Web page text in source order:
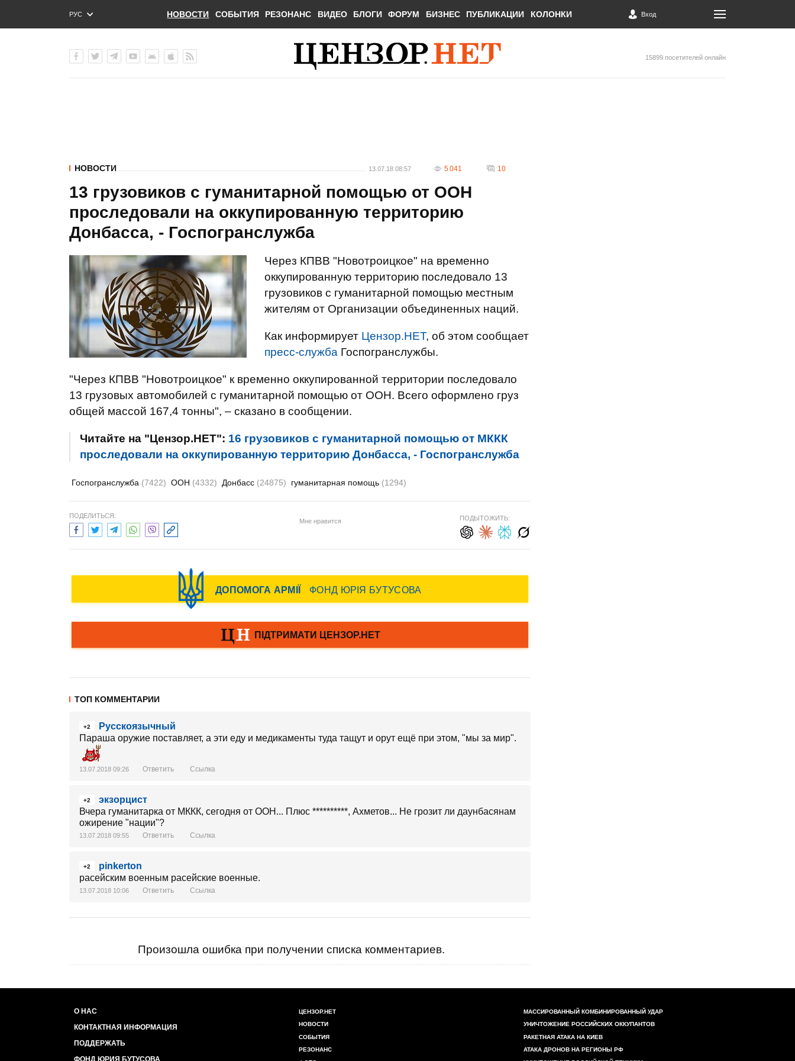
РУС
ENG
НОВОСТИ СОБЫТИЯ РЕЗОНАНС ВИДЕО БЛОГИ ФОРУМ БИЗНЕС ПУБЛИКАЦИИ КОЛОНКИ Вход
15899 посетителей онлайн
НОВОСТИ 13.07.18 08:57 5 041 10
13 грузовиков с гуманитарной помощью от ООН
проследовали на оккупированную территорию
Донбасса, - Госпогранслужба
Через КПВВ "Новотроицкое" на временно
оккупированную территорию последовало 13
грузовиков с гуманитарной помощью местным
жителям от Организации объединенных наций.
Как информирует Цензор.НЕТ, об этом сообщает
пресс-служба Госпогранслужбы.
"Через КПВВ "Новотроицкое" к временно оккупированной территории последовало
13 грузовых автомобилей с гуманитарной помощью от ООН. Всего оформлено груз
общей массой 167,4 тонны", – сказано в сообщении.
Читайте на "Цензор.НЕТ": 16 грузовиков с гуманитарной помощью от МККК
проследовали на оккупированную территорию Донбасса, - Госпогранслужба
Госпогранслужба (7422) ООН (4332) Донбасс (24875) гуманитарная помощь (1294)
ПОДЕЛИТЬСЯ:
Мне нравится ПОДЫТОЖИТЬ:
ТОП КОММЕНТАРИИ
+2
Русскоязычный
Параша оружие поставляет, а эти еду и медикаменты туда тащут и орут ещё при этом, "мы за мир".
13.07.2018 09:26 Ответить Ссылка
+2
экзорцист
Вчера гуманитарка от МККК, сегодня от ООН... Плюс **********, Ахметов... Не грозит ли даунбасянам
ожирение "нации"?
13.07.2018 09:55 Ответить Ссылка
+2
pinkerton
расейским военным расейские военные.
13.07.2018 10:06 Ответить Ссылка
Произошла ошибка при получении списка комментариев.
О НАС
КОНТАКТНАЯ ИНФОРМАЦИЯ
ПОДДЕРЖАТЬ
ФОНД ЮРИЯ БУТУСОВА
ЦЕНЗОР.НЕТ
НОВОСТИ
СОБЫТИЯ
РЕЗОНАНС
МАССИРОВАННЫЙ КОМБИНИРОВАННЫЙ УДАР
УНИЧТОЖЕНИЕ РОССИЙСКИХ ОККУПАНТОВ
РАКЕТНАЯ АТАКА НА КИЕВ
АТАКА ДРОНОВ НА РЕГИОНЫ РФ